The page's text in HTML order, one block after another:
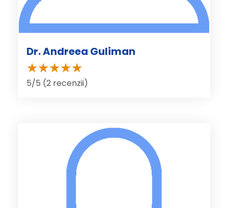
Dr. Andreea Guliman
5/5 (2 recenzii)